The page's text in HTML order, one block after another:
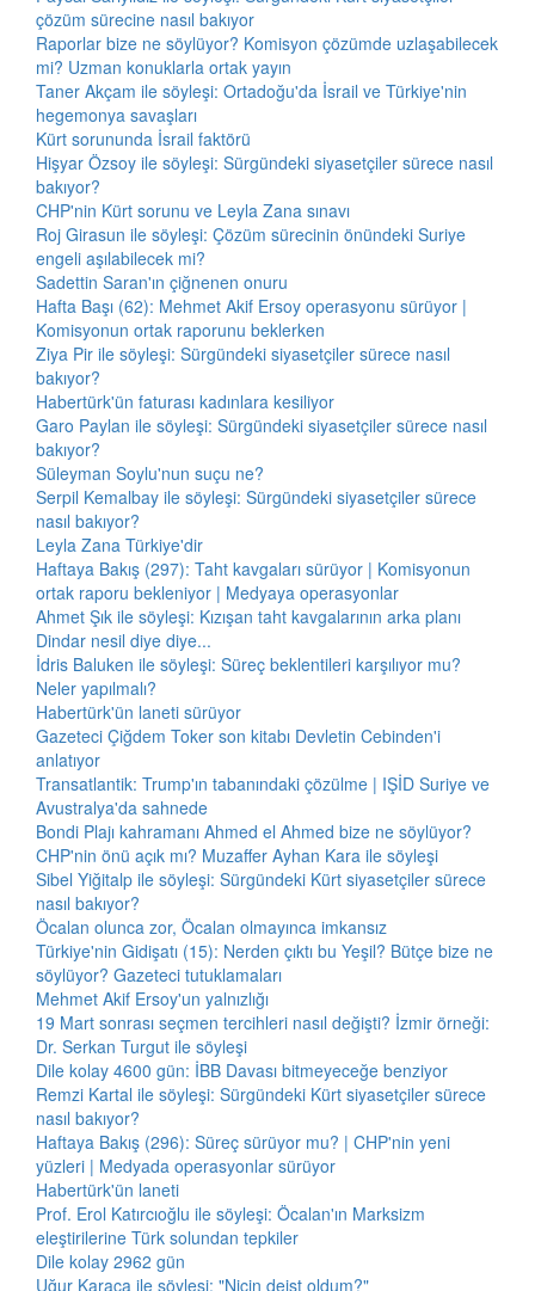
çözüm sürecine nasıl bakıyor
Raporlar bize ne söylüyor? Komisyon çözümde uzlaşabilecek
mi? Uzman konuklarla ortak yayın
Taner Akçam ile söyleşi: Ortadoğu'da İsrail ve Türkiye'nin
hegemonya savaşları
Kürt sorununda İsrail faktörü
Hişyar Özsoy ile söyleşi: Sürgündeki siyasetçiler sürece nasıl
bakıyor?
CHP'nin Kürt sorunu ve Leyla Zana sınavı
Roj Girasun ile söyleşi: Çözüm sürecinin önündeki Suriye
engeli aşılabilecek mi?
Sadettin Saran'ın çiğnenen onuru
Hafta Başı (62): Mehmet Akif Ersoy operasyonu sürüyor |
Komisyonun ortak raporunu beklerken
Ziya Pir ile söyleşi: Sürgündeki siyasetçiler sürece nasıl
bakıyor?
Habertürk'ün faturası kadınlara kesiliyor
Garo Paylan ile söyleşi: Sürgündeki siyasetçiler sürece nasıl
bakıyor?
Süleyman Soylu'nun suçu ne?
Serpil Kemalbay ile söyleşi: Sürgündeki siyasetçiler sürece
nasıl bakıyor?
Leyla Zana Türkiye'dir
Haftaya Bakış (297): Taht kavgaları sürüyor | Komisyonun
ortak raporu bekleniyor | Medyaya operasyonlar
Ahmet Şık ile söyleşi: Kızışan taht kavgalarının arka planı
Dindar nesil diye diye...
İdris Baluken ile söyleşi: Süreç beklentileri karşılıyor mu?
Neler yapılmalı?
Habertürk'ün laneti sürüyor
Gazeteci Çiğdem Toker son kitabı Devletin Cebinden'i
anlatıyor
Transatlantik: Trump'ın tabanındaki çözülme | IŞİD Suriye ve
Avustralya'da sahnede
Bondi Plajı kahramanı Ahmed el Ahmed bize ne söylüyor?
CHP'nin önü açık mı? Muzaffer Ayhan Kara ile söyleşi
Sibel Yiğitalp ile söyleşi: Sürgündeki Kürt siyasetçiler sürece
nasıl bakıyor?
Öcalan olunca zor, Öcalan olmayınca imkansız
Türkiye'nin Gidişatı (15): Nerden çıktı bu Yeşil? Bütçe bize ne
söylüyor? Gazeteci tutuklamaları
Mehmet Akif Ersoy'un yalnızlığı
19 Mart sonrası seçmen tercihleri nasıl değişti? İzmir örneği:
Dr. Serkan Turgut ile söyleşi
Dile kolay 4600 gün: İBB Davası bitmeyeceğe benziyor
Remzi Kartal ile söyleşi: Sürgündeki Kürt siyasetçiler sürece
nasıl bakıyor?
Haftaya Bakış (296): Süreç sürüyor mu? | CHP'nin yeni
yüzleri | Medyada operasyonlar sürüyor
Habertürk'ün laneti
Prof. Erol Katırcıoğlu ile söyleşi: Öcalan'ın Marksizm
eleştirilerine Türk solundan tepkiler
Dile kolay 2962 gün
Uğur Karaca ile söyleşi: "Niçin deist oldum?"